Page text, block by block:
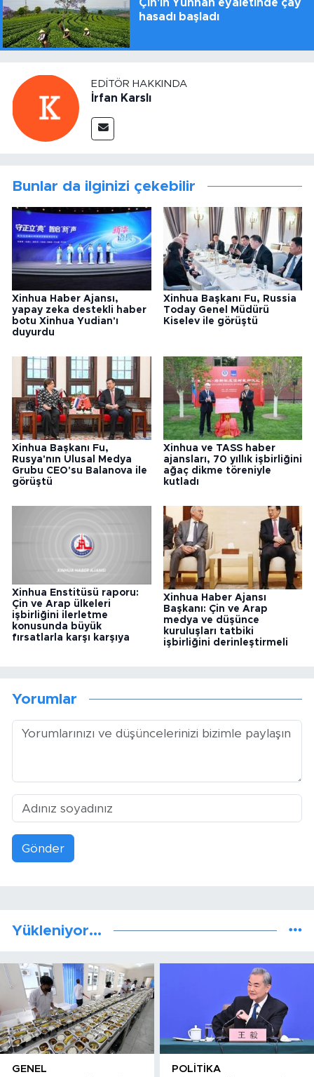
Çin'in Yunnan eyaletinde çay
hasadı başladı
EDITÖR HAKKINDA
İrfan Karslı
Bunlar da ilginizi çekebilir
Xinhua Haber Ajansı,
yapay zeka destekli haber
botu Xinhua Yudian'ı
duyurdu
Xinhua Başkanı Fu, Russia
Today Genel Müdürü
Kiselev ile görüştü
Xinhua Başkanı Fu,
Rusya'nın Ulusal Medya
Grubu CEO'su Balanova ile
görüştü
Xinhua ve TASS haber
ajansları, 70 yıllık işbirliğini
ağaç dikme töreniyle
kutladı
Xinhua Enstitüsü raporu:
Çin ve Arap ülkeleri
işbirliğini ilerletme
konusunda büyük
fırsatlarla karşı karşıya
Xinhua Haber Ajansı
Başkanı: Çin ve Arap
medya ve düşünce
kuruluşları tatbiki
işbirliğini derinleştirmeli
Yorumlar
Gönder
Yükleniyor...
GENEL POLITIKA